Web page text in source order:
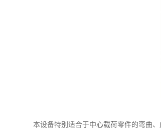
本设备特别适合于中心载荷零件的弯曲